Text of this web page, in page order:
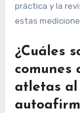
práctica y la
estas
¿Cuáles
comunes
atletas al